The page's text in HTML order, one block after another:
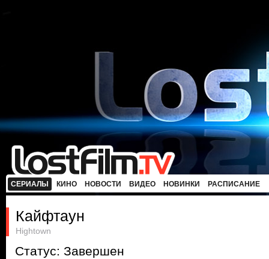
СЕРИАЛЫ КИНО НОВОСТИ ВИДЕО НОВИНКИ РАСПИСАНИЕ
Кайфтаун
Hightown
Статус: Завершен